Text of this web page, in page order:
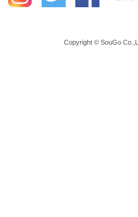
Copyright © SouGo